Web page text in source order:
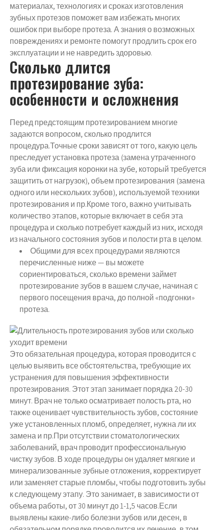
материалах, технологиях и сроках изготовления
зубных протезов поможет вам избежать многих
ошибок при выборе протеза. А знания о возможных
повреждениях и ремонте помогут продлить срок его
эксплуатации и не навредить здоровью.
Сколько длится
протезирование зуба:
особенности и осложнения
Перед предстоящим протезированием многие
задаются вопросом, сколько продлится
процедура.Точные сроки зависят от того, какую цель
преследует установка протеза (замена утраченного
зуба или фиксация коронки на зубе, который требуется
защитить от нагрузок), объем протезирования (замена
одного или нескольких зубов), используемой техники
протезирования и пр.Кроме того, важно учитывать
количество этапов, которые включает в себя эта
процедура и сколько потребует каждый из них, исходя
из начального состояния зубов и полости рта в целом.
Общими для всех процедурами являются
перечисленные ниже — вы можете
сориентироваться, сколько времени займет
протезирование зубов в вашем случае, начиная с
первого посещения врача, до полной «подгонки»
протеза.
Это обязательная процедура, которая проводится с
целью выявить все обстоятельства, требующие их
устранения для повышения эффективности
протезирования. Этот этап занимает порядка 20-30
минут. Врач не только осматривает полость рта, но
также оценивает чувствительность зубов, состояние
уже установленных пломб, определяет, нужна ли их
замена и пр.При отсутствии стоматологических
заболеваний, врач проводит профессиональную
чистку зубов. В ходе процедуры он удаляет мягкие и
минерализованные зубные отложения, корректирует
или заменяет старые пломбы, чтобы подготовить зубы
к следующему этапу. Это занимает, в зависимости от
объема работы, от 30 минут до 1-1,5 часов.Если
выявлены какие-либо болезни зубов или десен, в